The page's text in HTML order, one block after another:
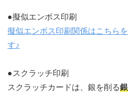
●擬似エンボス印刷
擬似エンボス印刷関係はこちら
す♪
●スクラッチ印刷
スクラッチカードは、銀を削る